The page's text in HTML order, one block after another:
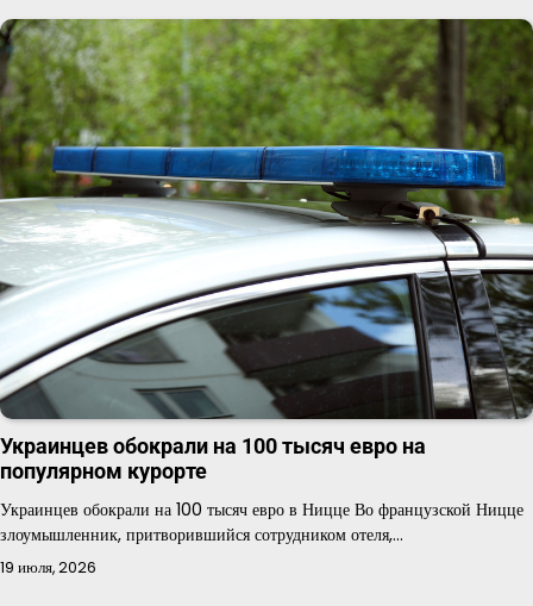
Украинцев обокрали на 100 тысяч евро на
популярном курорте
Украинцев обокрали на 100 тысяч евро в Ницце Во французской Ницце
злоумышленник, притворившийся сотрудником отеля,…
19 июля, 2026